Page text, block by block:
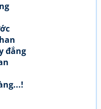
đắng